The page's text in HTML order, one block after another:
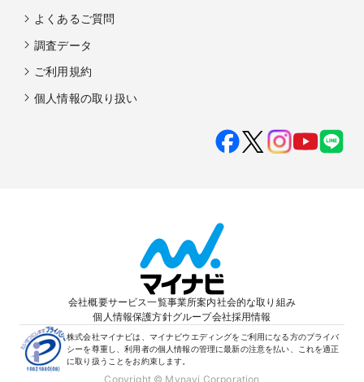
よくあるご質問
調査データ
ご利用規約
個人情報の取り扱い
会社概要サービス一覧事業所案内社会的な取り組み
個人情報保護方針グループ会社採用情報
株式会社マイナビは、マイナビウエディングをご利用になる方のプライバ
シーを尊重し、利用者の個人情報の管理に最新の注意を払い、これを適正
に取り扱うことをお約束します。
Copyright © Mynavi Corporation